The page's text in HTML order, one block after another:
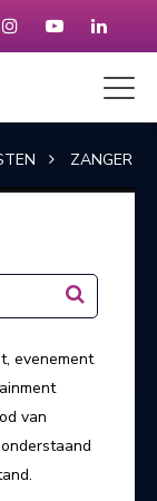
ZANGER
evenement
van